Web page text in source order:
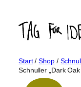
Inhalt
springen
Start/Shop/
Schnuller „Dark